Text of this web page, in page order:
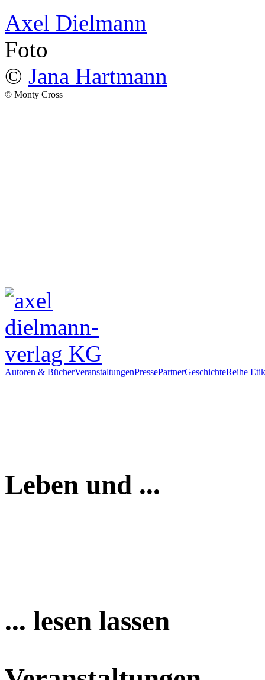
Axel Dielmann
Foto
© Jana Hartmann
© Monty Cross
Autoren & BücherVeranstaltungenPressePartnerGeschichteReihe
Leben und ...
... lesen lassen